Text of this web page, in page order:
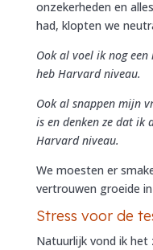
onzekerheden en
had, klopten we
Ook al voel ik nog
heb Harvard niveau.
Ook al snappen mijn
is en denken ze dat ik
Harvard niveau.
We moesten er
vertrouwen groeide
Stress voor de
Natuurlijk vond ik